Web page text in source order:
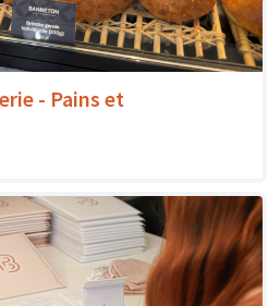
- Pains et